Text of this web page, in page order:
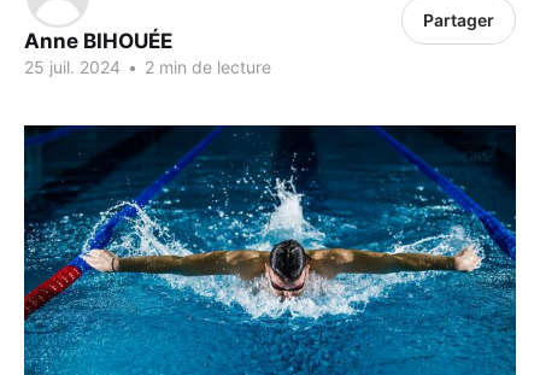
Anne BIHOUÉE
25 juil. 2024 • 2 min de lecture
Partager